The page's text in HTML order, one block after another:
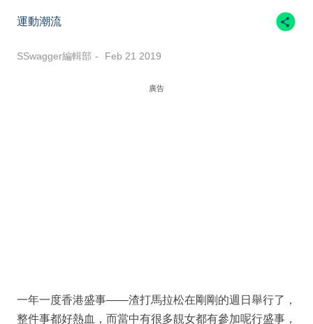
運動潮流
SSwagger編輯部 Feb 21 2019
廣告
一年一度香港盛事——渣打馬拉松在剛剛的週日舉行了，
整件事都好熱血，而當中有很多靚女都有參加呢行盛事，